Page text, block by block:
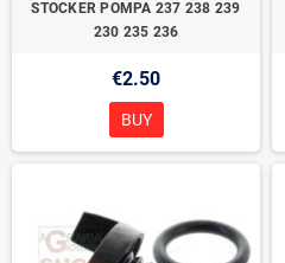
STOCKER POMPA 237 238 239
230 235 236
€2.50
BUY